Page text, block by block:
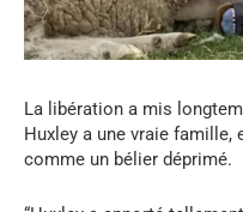
La libération a mis
Huxley a une vraie
comme un bélier déprimé.